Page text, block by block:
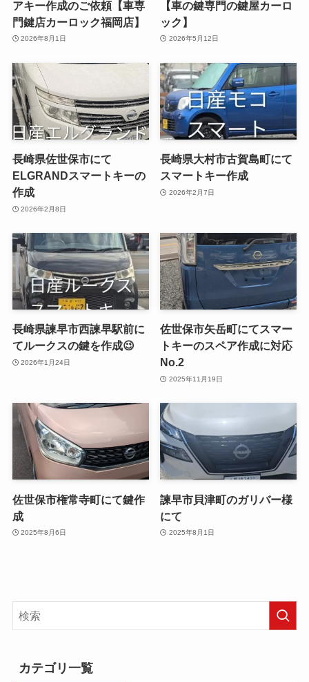
アキー作成のご依頼【車専
門鍵店カーロック福岡店】
2026年8月1日
【車の鍵専門の鍵屋カーロ
ック】
2026年5月12日
長崎県佐世保市にて
ELGRANDスマートキーの
作成
2026年2月8日
長崎県大村市古賀島町にて
スマートキー作成
2026年2月7日
長崎県諫早市西諫早駅前に
てルークスの鍵を作成😉
2026年1月24日
佐世保市矢岳町にてスマー
トキーのスペア作成に対応
No.2
2025年11月19日
佐世保市権常寺町にて鍵作
成
2025年8月6日
諫早市貝津町のガリバー様
にて
2025年8月1日
カテゴリ一覧